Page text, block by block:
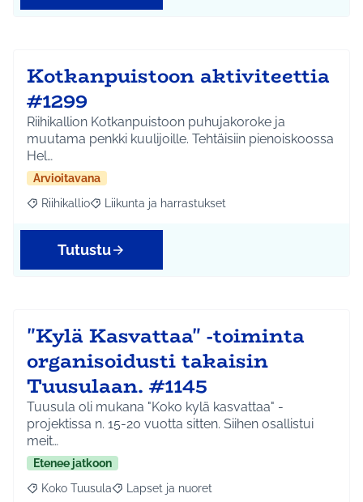
Kotkanpuistoon aktiviteettia
#1299
Riihikallion Kotkanpuistoon puhujakoroke ja
muutama penkki kuulijoille. Tehtäisiin pienoiskoossa
Hel…
Arvioitavana
Rajaa tulokset aihepiirin mukaan: Riihikallio
Riihikallio Rajaa tulokset teeman mukaan: Liikunta ja
Liikunta ja harrastukset
Tutustu
"Kylä Kasvattaa" -toiminta
organisoidusti takaisin
Tuusulaan. #1145
Tuusula oli mukana "Koko kylä kasvattaa" -
projektissa n. 15-20 vuotta sitten. Siihen osallistui
meit…
Etenee jatkoon
Rajaa tulokset aihepiirin mukaan: Koko Tuusula
Koko Tuusula Rajaa tulokset teeman mukaan: Lapset ja
Lapset ja nuoret